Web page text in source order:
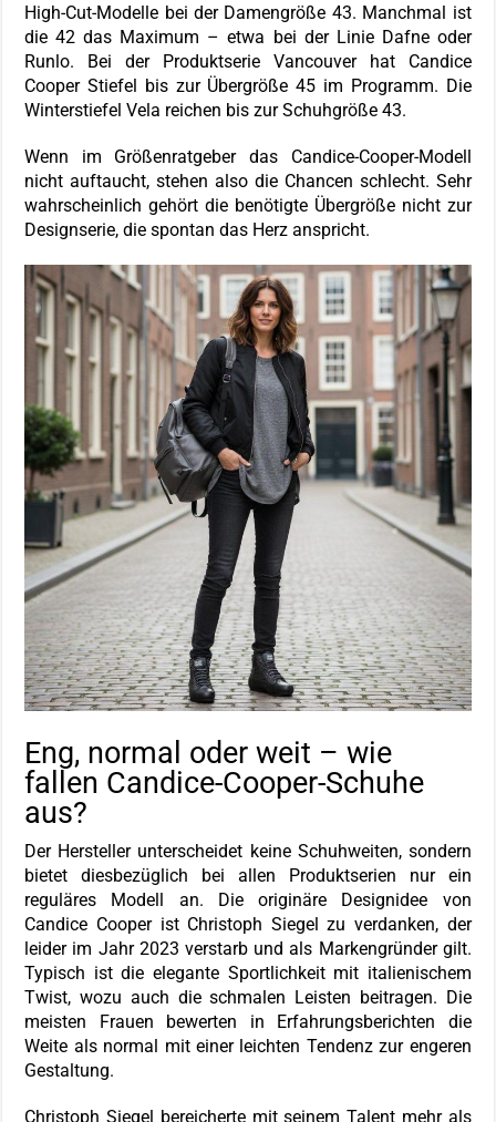
High-Cut-Modelle bei der Damengröße 43. Manchmal ist
die 42 das Maximum – etwa bei der Linie Dafne oder
Runlo. Bei der Produktserie Vancouver hat Candice
Cooper Stiefel bis zur Übergröße 45 im Programm. Die
Winterstiefel Vela reichen bis zur Schuhgröße 43.
Wenn im Größenratgeber das Candice-Cooper-Modell
nicht auftaucht, stehen also die Chancen schlecht. Sehr
wahrscheinlich gehört die benötigte Übergröße nicht zur
Designserie, die spontan das Herz anspricht.
Eng, normal oder weit – wie
fallen Candice-Cooper-Schuhe
aus?
Der Hersteller unterscheidet keine Schuhweiten, sondern
bietet diesbezüglich bei allen Produktserien nur ein
reguläres Modell an. Die originäre Designidee von
Candice Cooper ist Christoph Siegel zu verdanken, der
leider im Jahr 2023 verstarb und als Markengründer gilt.
Typisch ist die elegante Sportlichkeit mit italienischem
Twist, wozu auch die schmalen Leisten beitragen. Die
meisten Frauen bewerten in Erfahrungsberichten die
Weite als normal mit einer leichten Tendenz zur engeren
Gestaltung.
Christoph Siegel bereicherte mit seinem Talent mehr als